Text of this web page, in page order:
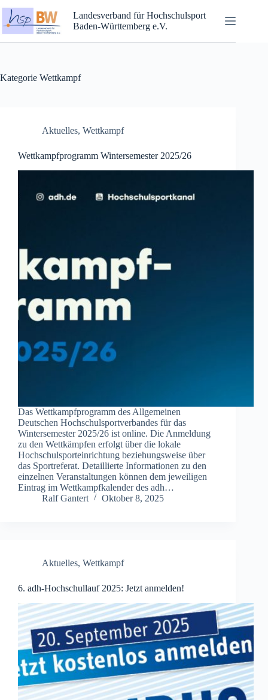
Landesverband für Hochschulsport
Baden-Württemberg e.V.
Kategorie Wettkampf
Aktuelles, Wettkampf
Wettkampfprogramm Wintersemester 2025/26
Das Wettkampfprogramm des Allgemeinen
Deutschen Hochschulsportverbandes für das
Wintersemester 2025/26 ist online. Die Anmeldung
zu den Wettkämpfen erfolgt über die lokale
Hochschulsporteinrichtung beziehungsweise über
das Sportreferat. Detaillierte Informationen zu den
einzelnen Veranstaltungen können dem jeweiligen
Eintrag im Wettkampfkalender des adh…
Ralf Gantert
Oktober 8, 2025
Aktuelles, Wettkampf
6. adh-Hochschullauf 2025: Jetzt anmelden!